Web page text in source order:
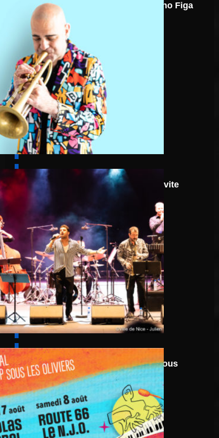
Nicolas Gardel Mano Figa
8 août
Walter Ricci
6 août 8 août 2026
Les Oliviers 2026